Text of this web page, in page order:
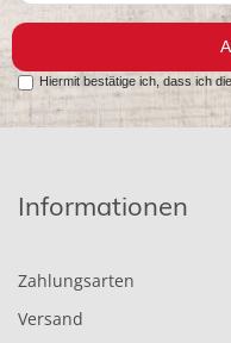
Hiermit bestätige ich, dass ich die
Informationen
Zahlungsarten
Versand